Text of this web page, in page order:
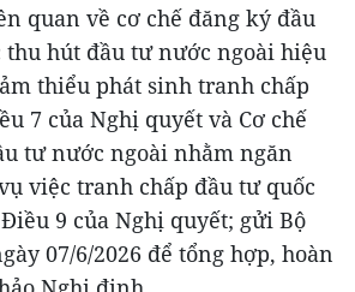
quan về cơ chế đăng ký đầu
thu hút đầu tư nước ngoài hiệu
thiểu phát sinh tranh chấp
7 của Nghị quyết và Cơ chế
tư nước ngoài nhằm ngăn
việc tranh chấp đầu tư quốc
9 của Nghị quyết; gửi Bộ
07/6/2026 để tổng hợp, hoàn